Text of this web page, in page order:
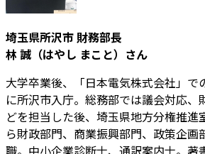
埼玉県所沢市 財務部長
林 誠（はやし まこと）さん
大学卒業後、「日本電気株式会社」で
に所沢市入庁。総務部では議会対応、
どを担当した後、埼玉県地方分権推進
ら財政部門、商業振興部門、政策企画
職。中小企業診断士、通訳案内士。著